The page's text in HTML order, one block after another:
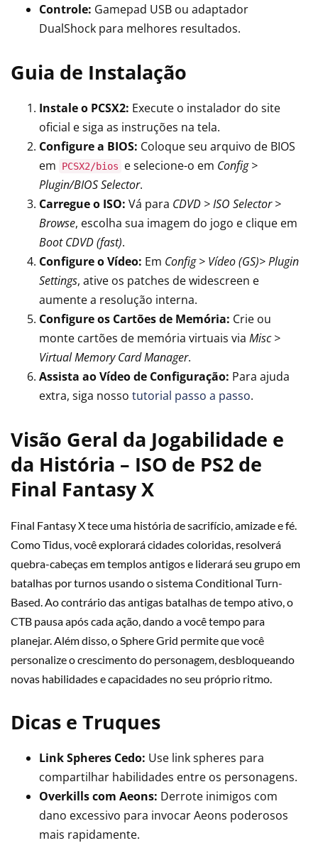
Controle: Gamepad USB ou adaptador
DualShock para melhores resultados.
Guia de Instalação
Instale o PCSX2: Execute o instalador do site
oficial e siga as instruções na tela.
Configure a BIOS: Coloque seu arquivo de BIOS
em
PCSX2/bios e selecione-o em Config >
Plugin/BIOS Selector.
Carregue o ISO: Vá para CDVD > ISO Selector >
Browse, escolha sua imagem do jogo e clique em
Boot CDVD (fast).
Configure o Vídeo: Em Config > Vídeo (GS)> Plugin
Settings, ative os patches de widescreen e
aumente a resolução interna.
Configure os Cartões de Memória: Crie ou
monte cartões de memória virtuais via Misc >
Virtual Memory Card Manager.
Assista ao Vídeo de Configuração: Para ajuda
extra, siga nosso tutorial passo a passo.
Visão Geral da Jogabilidade e
da História – ISO de PS2 de
Final Fantasy X
Final Fantasy X tece uma história de sacrifício, amizade e fé.
Como Tidus, você explorará cidades coloridas, resolverá
quebra-cabeças em templos antigos e liderará seu grupo em
batalhas por turnos usando o sistema Conditional Turn-
Based. Ao contrário das antigas batalhas de tempo ativo, o
CTB pausa após cada ação, dando a você tempo para
planejar. Além disso, o Sphere Grid permite que você
personalize o crescimento do personagem, desbloqueando
novas habilidades e capacidades no seu próprio ritmo.
Dicas e Truques
Link Spheres Cedo: Use link spheres para
compartilhar habilidades entre os personagens.
Overkills com Aeons: Derrote inimigos com
dano excessivo para invocar Aeons poderosos
mais rapidamente.